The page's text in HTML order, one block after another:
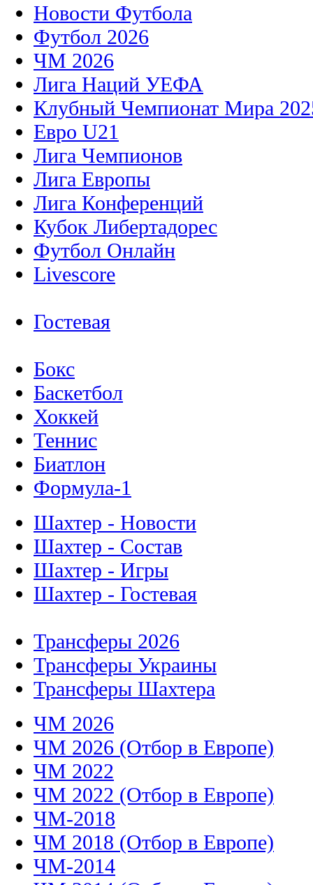
Новости Футбола
Футбол 2026
ЧМ 2026
Лига Наций УЕФА
Клубный Чемпионат Мира
Евро U21
Лига Чемпионов
Лига Европы
Лига Конференций
Кубок Либертадорес
Футбол Онлайн
Livescore
Гостевая
Бокс
Баскетбол
Хоккей
Теннис
Биатлон
Формула-1
Шахтер - Новости
Шахтер - Состав
Шахтер - Игры
Шахтер - Гостевая
Трансферы 2026
Трансферы Украины
Трансферы Шахтера
ЧМ 2026
ЧМ 2026 (Отбор в Европе)
ЧМ 2022
ЧМ 2022 (Отбор в Европе)
ЧМ-2018
ЧМ 2018 (Отбор в Европе)
ЧМ-2014